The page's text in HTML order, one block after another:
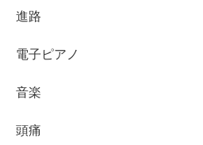
進路
電子ピアノ
音楽
頭痛